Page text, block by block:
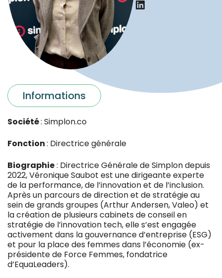
LinkedIn
Informations
Société: Simplon.co
Fonction: Directrice générale
Biographie: Directrice Générale de Simplon depuis
2022, Véronique Saubot est une dirigeante experte
de la performance, de l’innovation et de l’inclusion.
Après un parcours de direction et de stratégie au
sein de grands groupes (Arthur Andersen, Valeo) et
la création de plusieurs cabinets de conseil en
stratégie de l’innovation tech, elle s’est engagée
activement dans la gouvernance d’entreprise (ESG)
et pour la place des femmes dans l’économie (ex-
présidente de Force Femmes, fondatrice
d’EquaLeaders).